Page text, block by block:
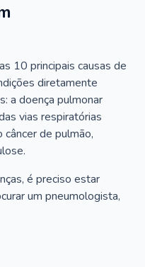
10 principais causas de
diretamente
a doença pulmonar
vias respiratórias
câncer de pulmão,
é preciso estar
um pneumologista,